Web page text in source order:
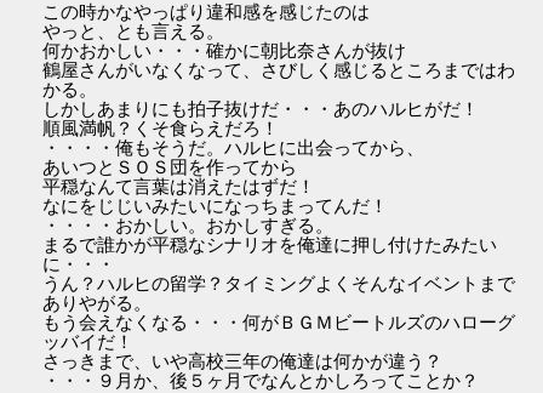
この時かなやっぱり違和感を感じたのは
やっと、とも言える。
何かおかしい・・・確かに朝比奈さんが抜け
鶴屋さんがいなくなって、さびしく感じるところまではわ
かる。
しかしあまりにも拍子抜けだ・・・あのハルヒがだ！
順風満帆？くそ食らえだろ！
・・・・俺もそうだ。ハルヒに出会ってから、
あいつとＳＯＳ団を作ってから
平穏なんて言葉は消えたはずだ！
なにをじじいみたいになっちまってんだ！
・・・・おかしい。おかしすぎる。
まるで誰かが平穏なシナリオを俺達に押し付けたみたい
に・・・
うん？ハルヒの留学？タイミングよくそんなイベントまで
ありやがる。
もう会えなくなる・・・何がＢＧＭビートルズのハローグ
ッバイだ！
さっきまで、いや高校三年の俺達は何かが違う？
・・・９月か、後５ヶ月でなんとかしろってことか？